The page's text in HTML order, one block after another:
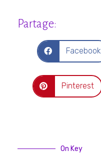
Partage:
Facebook
Pinterest
On Key